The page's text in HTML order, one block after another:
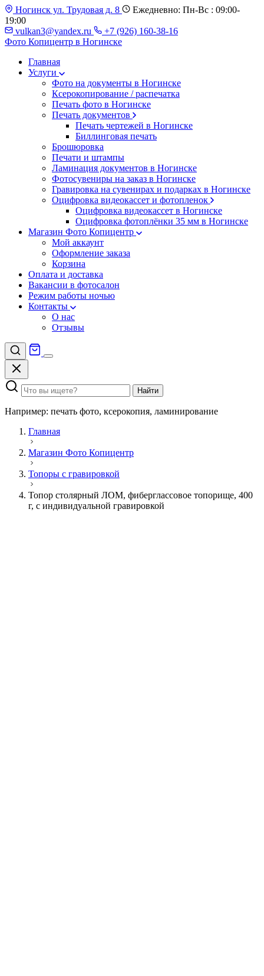
Ногинск ул. Трудовая д. 8
Ежедневно: Пн-Вс : 09:00-
19:00
vulkan3@yandex.ru
+7 (926) 160-38-16
Фото Копицентр в Ногинске
Главная
Услуги
Фото на документы в Ногинске
Ксерокопирование / распечатка
Печать фото в Ногинске
Печать документов
Печать чертежей в Ногинске
Биллинговая печать
Брошюровка
Печати и штампы
Ламинация документов в Ногинске
Фотосувениры на заказ в Ногинске
Гравировка на сувенирах и подарках в Ногинске
Оцифровка видеокассет и фотопленок
Оцифровка видеокассет в Ногинске
Оцифровка фотоплёнки 35 мм в Ногинске
Магазин Фото Копицентр
Мой аккаунт
Оформление заказа
Корзина
Оплата и доставка
Вакансии в фотосалон
Режим работы ночью
Контакты
О нас
Отзывы
Найти
Например: печать фото, ксерокопия, ламинирование
Главная
Магазин Фото Копицентр
Топоры с гравировкой
Топор столярный ЛОМ, фиберглассовое топорище, 400
г, с индивидуальной гравировкой